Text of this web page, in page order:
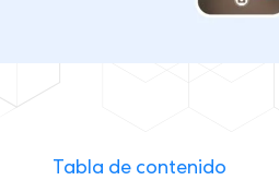
Tabla de contenido